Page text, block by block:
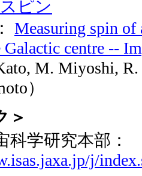
ピン
Measuring spin of
Galactic centre --
M. Miyoshi,
）
＞
科学研究本部：
j/